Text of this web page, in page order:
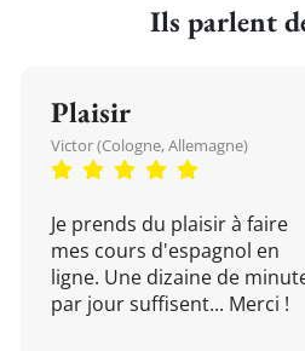
Ils parlent
Plaisir
Victor (Cologne, Allemagne)
Je prends du plaisir à faire
mes cours d'espagnol en
ligne. Une dizaine de
par jour suffisent... Merci !